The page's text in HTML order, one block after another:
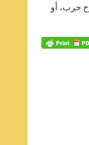
حرب، أو